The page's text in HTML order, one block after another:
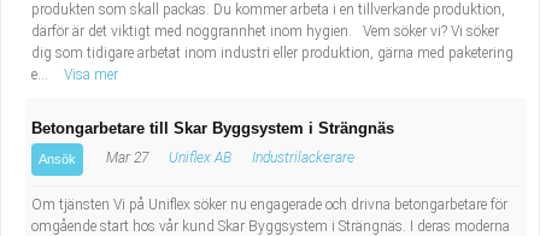
produkten som skall packas. Du kommer arbeta i en tillverkande produktion,
därför är det viktigt med noggrannhet inom hygien. Vem söker vi? Vi söker
dig som tidigare arbetat inom industri eller produktion, gärna med paketering
e...
Visa mer
Betongarbetare till Skar Byggsystem i Strängnäs
Ansök Mar 27 Uniflex AB Industrilackerare
Om tjänsten Vi på Uniflex söker nu engagerade och drivna betongarbetare för
omgående start hos vår kund Skar Byggsystem i Strängnäs. I deras moderna